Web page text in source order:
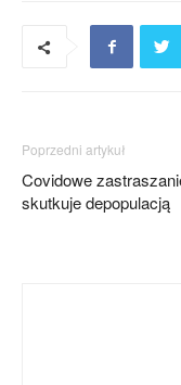
Poprzedni artykuł
Covidowe
skutkuje depopulacją